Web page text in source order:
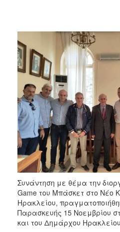
2013
2012
2011
2010
2006
ΤΟΠΟΣ
ΠΟΛΙΤΙΣΜΟΣ
ΑΝΘΕΚΤΙΚΗ
Συνάντηση με θέμα την
Game του Μπάσκετ στο Νέο
Ηρακλείου,
Παρασκευής 15 Νοεμβρίου
και του Δημάρχου